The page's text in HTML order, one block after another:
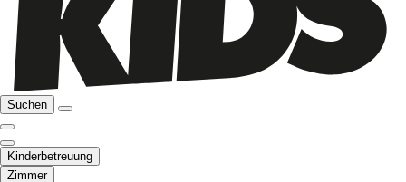
Suchen
Kinderbetreuung
Zimmer